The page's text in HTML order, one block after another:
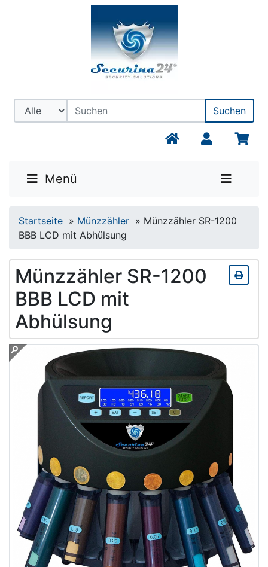
Suchen
Menü
Startseite » Münzzähler » Münzzähler SR-1200
BBB LCD mit Abhülsung
Münzzähler SR-1200
BBB LCD mit
Abhülsung